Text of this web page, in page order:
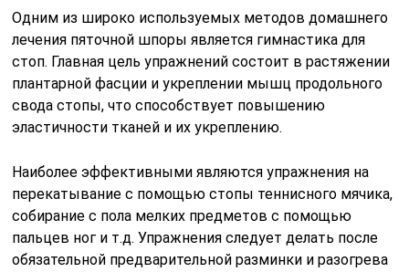
Одним из широко используемых методов домашнего
лечения пяточной шпоры является гимнастика для
стоп. Главная цель упражнений состоит в растяжении
плантарной фасции и укреплении мышц продольного
свода стопы, что способствует повышению
эластичности тканей и их укреплению.
Наиболее эффективными являются упражнения на
перекатывание с помощью стопы теннисного мячика,
собирание с пола мелких предметов с помощью
пальцев ног и т.д. Упражнения следует делать после
обязательной предварительной разминки и разогрева